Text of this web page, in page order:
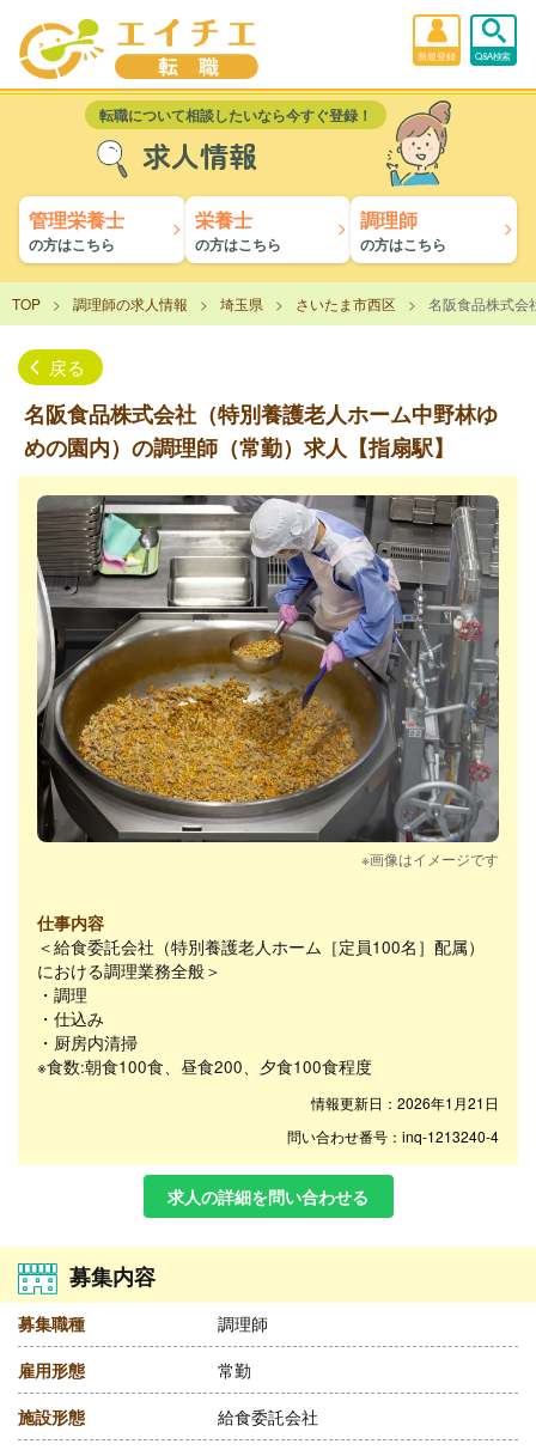
新規登録 Q&A検索
転職について相談したいなら今すぐ登録！
求人情報
管理栄養士
の方はこちら
栄養士
の方はこちら
調理師
の方はこちら
TOP 調理師の求人情報 埼玉県 さいたま市西区 名阪食品株式会
戻る
名阪食品株式会社（特別養護老人ホーム中野林ゆ
めの園内）の調理師（常勤）求人【指扇駅】
※画像はイメージです
仕事内容
＜給食委託会社（特別養護老人ホーム［定員100名］配属）
における調理業務全般＞
・調理
・仕込み
・厨房内清掃
※食数:朝食100食、昼食200、夕食100食程度
情報更新日：2026年1月21日
問い合わせ番号：inq-1213240-4
求人の詳細を問い合わせる
募集内容
募集職種 調理師
雇用形態 常勤
施設形態 給食委託会社